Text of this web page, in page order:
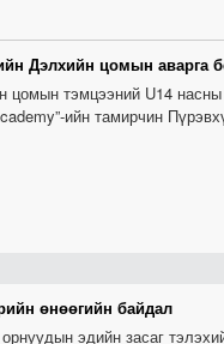
Дэлхийн цомын аварга
тэмцээний U14 насны
ийн тамирчин
өнөөгийн байдал
эдийн засаг